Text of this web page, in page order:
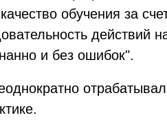
обучения за
действий
и без ошибок".